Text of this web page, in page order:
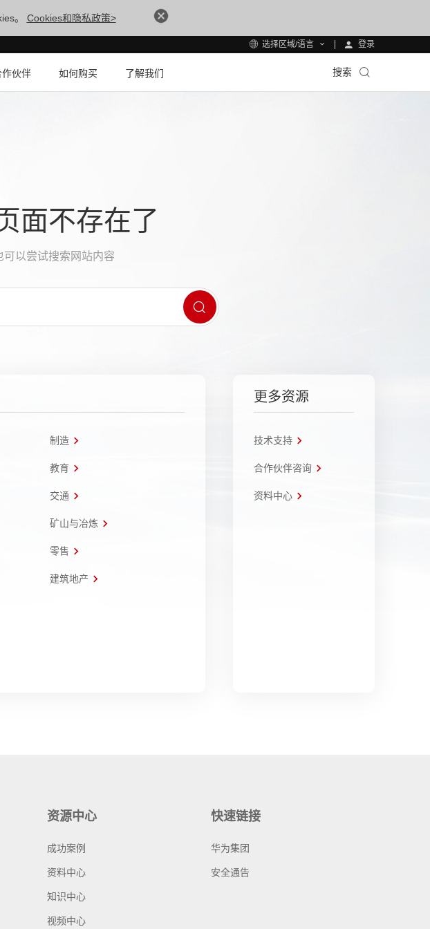
。 Cookies和隐私政策>
选择区域/语言 登录
作伙伴 如何购买 了解我们 搜索
面不存在了
以尝试搜索网站内容
制造
教育
交通
矿山与冶炼
零售
建筑地产
更多资源
技术支持
合作伙伴咨询
资料中心
资源中心
成功案例
资料中心
知识中心
视频中心
快速链接
华为集团
安全通告